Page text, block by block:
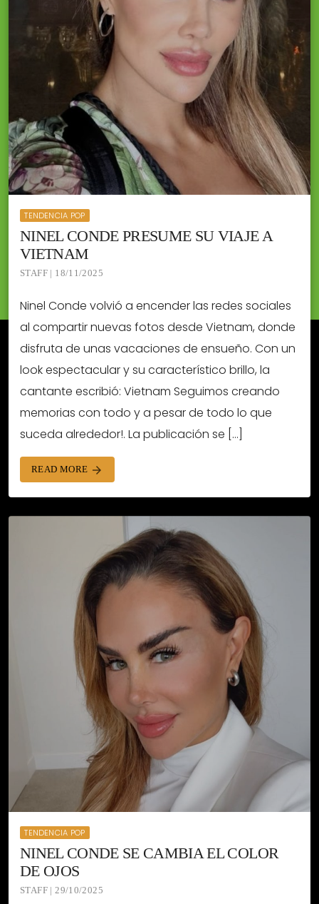
TENDENCIA POP
NINEL CONDE PRESUME SU VIAJE A
VIETNAM
STAFF | 18/11/2025
Ninel Conde volvió a encender las redes sociales
al compartir nuevas fotos desde Vietnam, donde
disfruta de unas vacaciones de ensueño. Con un
look espectacular y su característico brillo, la
cantante escribió: Vietnam Seguimos creando
memorias con todo y a pesar de todo lo que
suceda alrededor!. La publicación se […]
READ MORE arrow_forward
TENDENCIA POP
NINEL CONDE SE CAMBIA EL COLOR
DE OJOS
STAFF | 29/10/2025